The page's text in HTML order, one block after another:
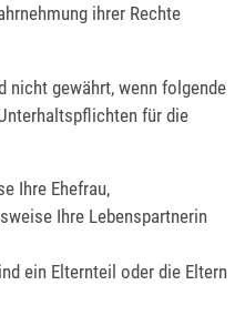
ihrer Rechte
nicht gewährt, wenn folgende
für die
Ihre Ehefrau,
Ihre Lebenspartnerin
ein Elternteil oder die Eltern